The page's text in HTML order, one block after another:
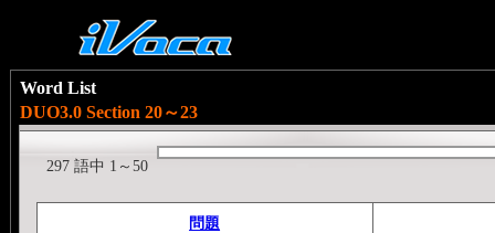
Word List
DUO3.0 Section 20～23
297 語中 1～50
問題